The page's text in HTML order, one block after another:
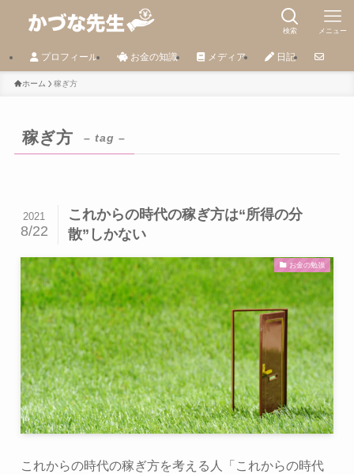
検索 メニュー
プロフィール お金の知識 メディア 日記
ホーム 稼ぎ方
稼ぎ方 – tag –
これからの時代の稼ぎ方は“所得の分
散”しかない
2021
8/22
お金の勉強
これからの時代の稼ぎ方を考える人「これからの時代